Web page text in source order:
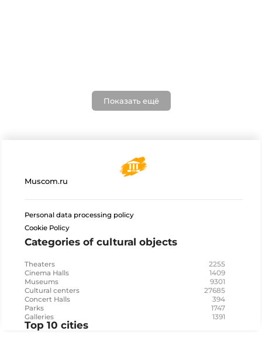
Показать ещё
Muscom.ru
Personal data processing policy
Cookie Policy
Categories of cultural objects
Theaters 2255
Cinema Halls 1409
Museums 9301
Cultural centers 27685
Concert Halls 394
Parks 1747
Galleries 1391
Top 10 cities